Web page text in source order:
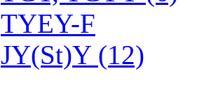
TYEY-F
JY(St)Y(12)